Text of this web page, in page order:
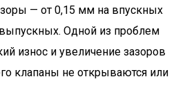
— от 0,15 мм на впускных
Одной из проблем
износ и увеличение зазоров
клапаны не открываются или